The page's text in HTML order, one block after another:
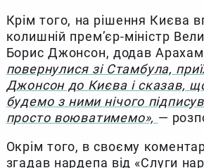
Крім того, на рішення Києва
колишній прем’єр-міністр
Борис Джонсон, додав
повернулися зі Стамбула,
Джонсон до Києва і сказав,
будемо з ними нічого
просто воюватимемо», —
Окрім того, в своєму
згадав нардепа від «Слуги